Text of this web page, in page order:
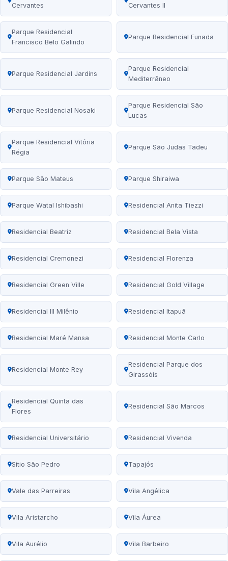
Cervantes
Cervantes II
Parque Residencial
Francisco Belo Galindo
Parque Residencial Funada
Parque Residencial Jardins
Parque Residencial
Mediterrâneo
Parque Residencial Nosaki
Parque Residencial São
Lucas
Parque Residencial Vitória
Régia
Parque São Judas Tadeu
Parque São Mateus Parque Shiraiwa
Parque Watal Ishibashi Residencial Anita Tiezzi
Residencial Beatriz Residencial Bela Vista
Residencial Cremonezi Residencial Florenza
Residencial Green Ville Residencial Gold Village
Residencial III Milênio Residencial Itapuã
Residencial Maré Mansa Residencial Monte Carlo
Residencial Monte Rey
Residencial Parque dos
Girassóis
Residencial Quinta das
Flores
Residencial São Marcos
Residencial Universitário Residencial Vivenda
Sítio São Pedro Tapajós
Vale das Parreiras Vila Angélica
Vila Aristarcho Vila Áurea
Vila Aurélio Vila Barbeiro